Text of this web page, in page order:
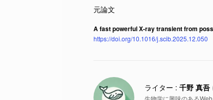
A fast powerful X-ray transient from
https://doi.org/10.1016/j.scib.2025.12.050
千野 真吾
生物学に興味のある